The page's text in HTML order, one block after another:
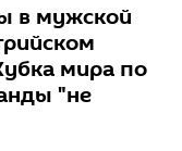
в мужской
мира по
"не